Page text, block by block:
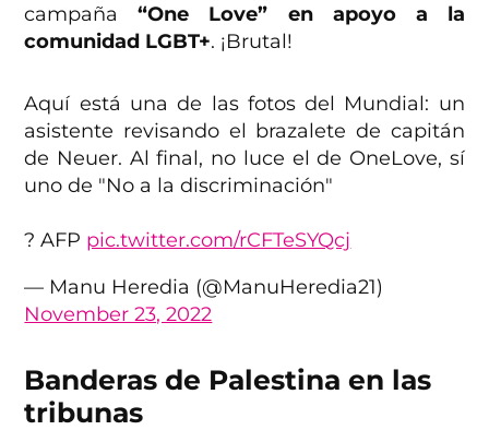
campaña“One Love” en apoyo a la
comunidad LGBT+. ¡Brutal!
Aquí está una de las fotos del Mundial: un
asistente revisando el brazalete de capitán
de Neuer. Al final, no luce el de OneLove, sí
uno de "No a la discriminación"
? AFP pic.twitter.com/rCFTeSYQcj
— Manu Heredia (@ManuHeredia21)
November 23, 2022
Banderas de Palestina en las
tribunas